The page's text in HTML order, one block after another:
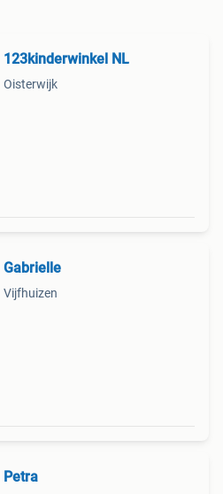
123kinderwinkel NL
Oisterwijk
Gabrielle
Vijfhuizen
Petra